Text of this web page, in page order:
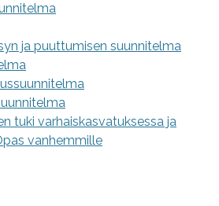
ja puuttumisen suunnitelma
tuki varhaiskasvatuksessa ja
vanhemmille